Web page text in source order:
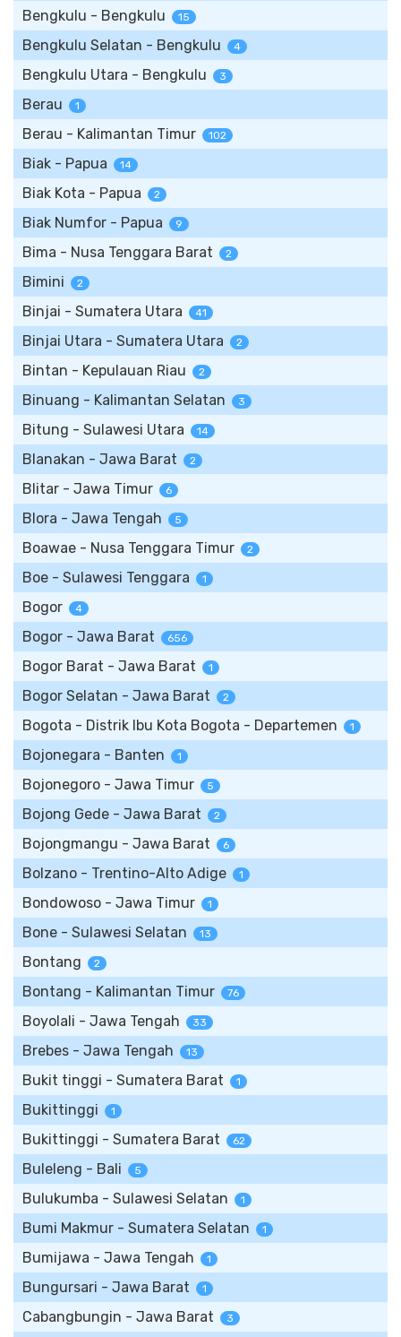
Bengkulu - Bengkulu 15
Bengkulu Selatan - Bengkulu 4
Bengkulu Utara - Bengkulu 3
Berau 1
Berau - Kalimantan Timur 102
Biak - Papua 14
Biak Kota - Papua 2
Biak Numfor - Papua 9
Bima - Nusa Tenggara Barat 2
Bimini 2
Binjai - Sumatera Utara 41
Binjai Utara - Sumatera Utara 2
Bintan - Kepulauan Riau 2
Binuang - Kalimantan Selatan 3
Bitung - Sulawesi Utara 14
Blanakan - Jawa Barat 2
Blitar - Jawa Timur 6
Blora - Jawa Tengah 5
Boawae - Nusa Tenggara Timur 2
Boe - Sulawesi Tenggara 1
Bogor 4
Bogor - Jawa Barat 656
Bogor Barat - Jawa Barat 1
Bogor Selatan - Jawa Barat 2
Bogota - Distrik Ibu Kota Bogota - Departemen 1
Bojonegara - Banten 1
Bojonegoro - Jawa Timur 5
Bojong Gede - Jawa Barat 2
Bojongmangu - Jawa Barat 6
Bolzano - Trentino-Alto Adige 1
Bondowoso - Jawa Timur 1
Bone - Sulawesi Selatan 13
Bontang 2
Bontang - Kalimantan Timur 76
Boyolali - Jawa Tengah 33
Brebes - Jawa Tengah 13
Bukit tinggi - Sumatera Barat 1
Bukittinggi 1
Bukittinggi - Sumatera Barat 62
Buleleng - Bali 5
Bulukumba - Sulawesi Selatan 1
Bumi Makmur - Sumatera Selatan 1
Bumijawa - Jawa Tengah 1
Bungursari - Jawa Barat 1
Cabangbungin - Jawa Barat 3